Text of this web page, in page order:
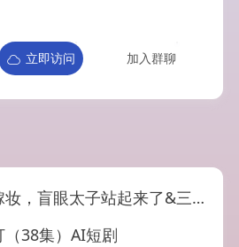
立即访问 加入群聊
了&三十万大军做嫁妆盲眼太子站起来了（51集）AI短剧
38集）AI短剧